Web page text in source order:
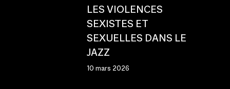
LES VIOLENCES
SEXISTES ET
SEXUELLES DANS LE
JAZZ
10 mars 2026